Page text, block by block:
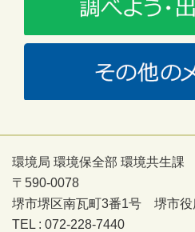
環境局 環境保全部 環境共生課
〒590-0078
堺市堺区南瓦町3番1号 堺市役
TEL : 072-228-7440